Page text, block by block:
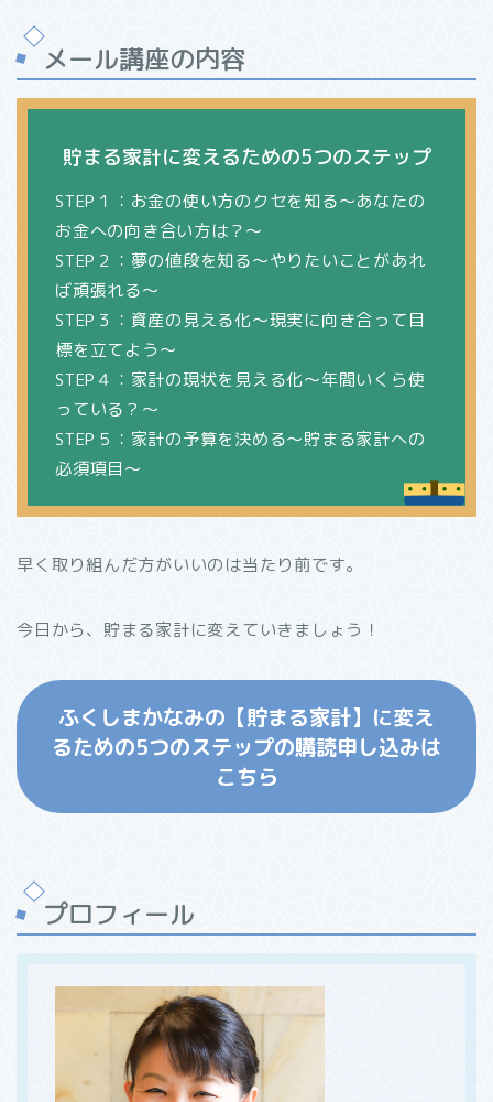
メール講座の内容
貯まる家計に変えるための5つのステップ
STEP１：お金の使い方のクセを知る～あなたの
お金への向き合い方は？～
STEP２：夢の値段を知る～やりたいことがあれ
ば頑張れる～
STEP３：資産の見える化～現実に向き合って目
標を立てよう～
STEP４：家計の現状を見える化～年間いくら使
っている？～
STEP５：家計の予算を決める～貯まる家計への
必須項目～
早く取り組んだ方がいいのは当たり前です。
今日から、貯まる家計に変えていきましょう！
ふくしまかなみの【貯まる家計】に変え
るための5つのステップの購読申し込みは
こちら
プロフィール